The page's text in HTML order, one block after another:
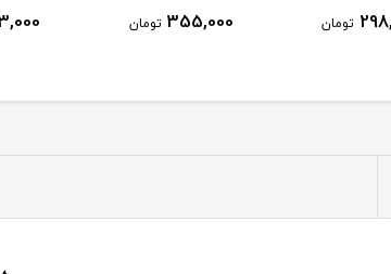
تومان 355,000 تومان